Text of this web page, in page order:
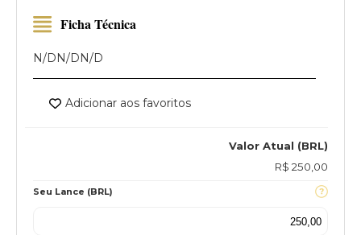
Valor Atual (BRL)
R$ 250,00
Seu Lance (BRL)
Ficha Técnica
N/DN/DN/D
Adicionar aos favoritos